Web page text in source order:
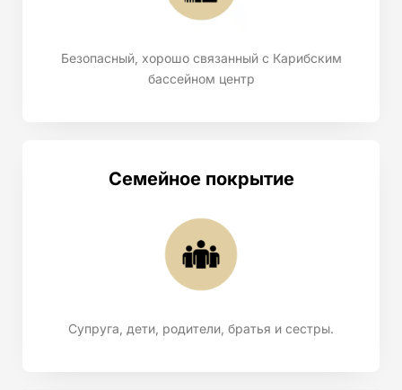
Безопасный, хорошо связанный с Карибским
бассейном центр
Семейное покрытие
Супруга, дети, родители, братья и сестры.